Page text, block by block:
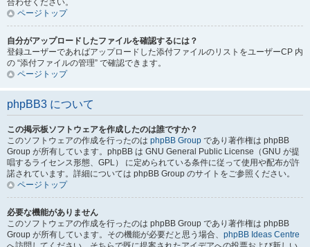
合わせください。
ページトップ
自分がアップロードしたファイルを確認するには？
登録ユーザーであればアップロードした添付ファイルのリストをユーザーCP 内
の “添付ファイルの管理” で確認できます。
ページトップ
phpBB3 について
この掲示板ソフトウェアを作成したのは誰ですか？
このソフトウェアの作成を行ったのは phpBB Group であり著作権は phpBB
Group が所有しています。phpBB は GNU General Public License（GNU が提
唱するライセンス形態、GPL） に定められている条件に従って使用や配布が許
諾されています。詳細については phpBB Group のサイトをご参照ください。
ページトップ
必要な機能がありません
このソフトウェアの作成を行ったのは phpBB Group であり著作権は phpBB
Group が所有しています。その機能が必要だと思う場合、 phpBB Ideas Centre